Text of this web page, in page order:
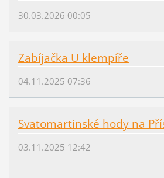
30.03.2026 00:05
Zabíjačka U klempíře
04.11.2025 07:36
Svatomartinské hody na
03.11.2025 12:42